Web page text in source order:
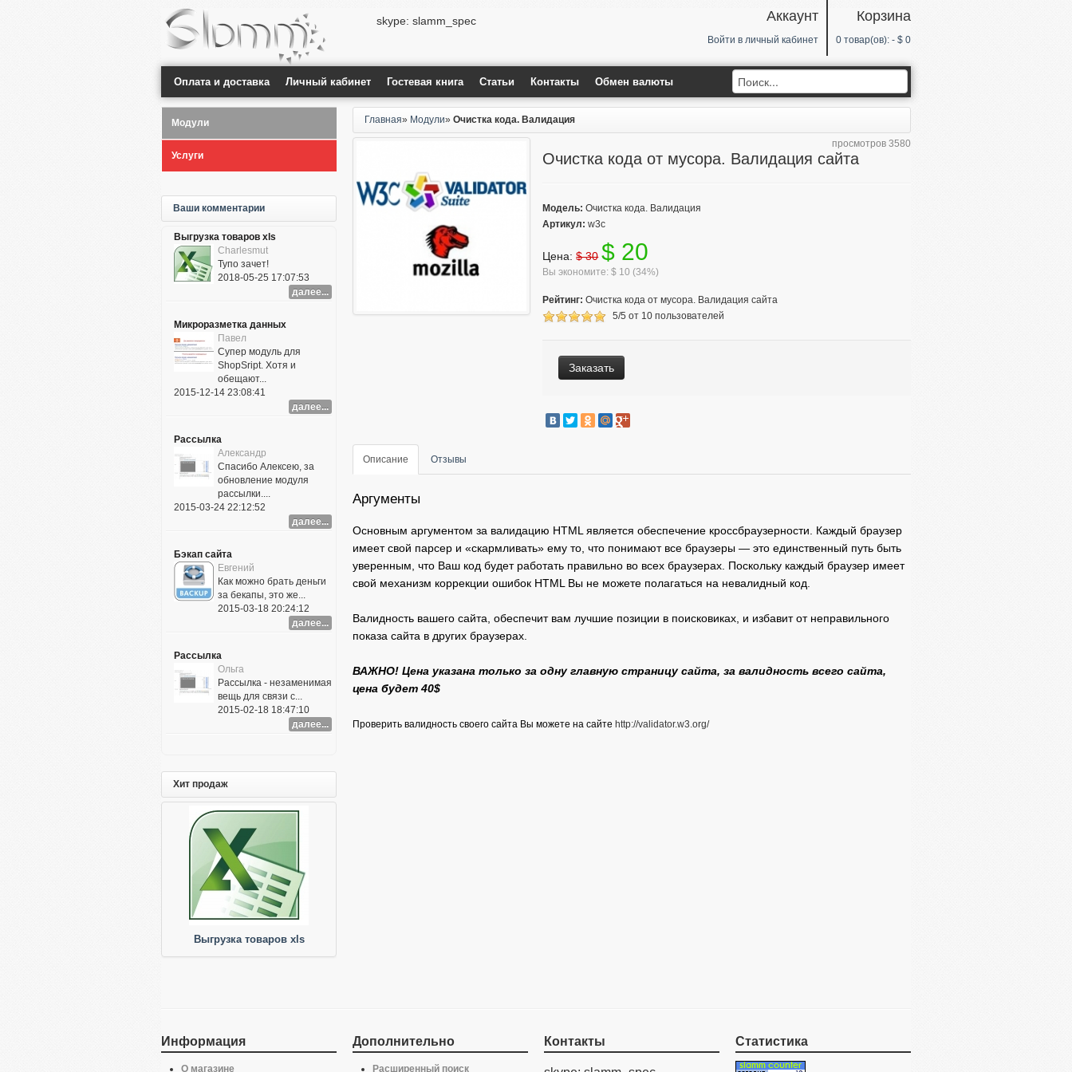
skype: slamm_spec Аккаунт
Войти в личный кабинет
Корзина
0 товар(ов): - $ 0
Оплата и доставка Личный кабинет Гостевая книга Статьи Контакты Обмен валюты
Модули
Услуги
Ваши комментарии
Выгрузка товаров xls
Charlesmut
Тупо зачет!
2018-05-25 17:07:53
далее...
Микроразметка данных
Павел
Супер модуль для
ShopSript. Хотя и
обещают...
2015-12-14 23:08:41
далее...
Рассылка
Александр
Спасибо Алексею, за
обновление модуля
рассылки....
2015-03-24 22:12:52
далее...
Бэкап сайта
Евгений
Как можно брать деньги
за бекапы, это же...
2015-03-18 20:24:12
далее...
Рассылка
Ольга
Рассылка - незаменимая
вещь для связи с...
2015-02-18 18:47:10
далее...
Хит продаж
Выгрузка товаров xls
Главная» Модули» Очистка кода. Валидация
просмотров 3580
Очистка кода от мусора. Валидация сайта
Модель: Очистка кода. Валидация
Артикул: w3c
Цена:$ 30 $ 20
Вы экономите: $ 10 (34%)
Рейтинг: Очистка кода от мусора. Валидация сайта
5/5 от 10 пользователей
Заказать
Описание Отзывы
Аргументы
Основным аргументом за валидацию HTML является обеспечение кроссбраузерности. Каждый браузер
имеет свой парсер и «скармливать» ему то, что понимают все браузеры — это единственный путь быть
уверенным, что Ваш код будет работать правильно во всех браузерах. Поскольку каждый браузер имеет
свой механизм коррекции ошибок HTML Вы не можете полагаться на невалидный код.
Валидность вашего сайта, обеспечит вам лучшие позиции в поисковиках, и избавит от неправильного
показа сайта в других браузерах.
ВАЖНО! Цена указана только за одну главную страницу сайта, за валидность всего сайта,
цена будет 40$
Проверить валидность своего сайта Вы можете на сайте http://validator.w3.org/
Информация
О магазине
Дополнительно
Расширенный поиск
Контакты Статистика